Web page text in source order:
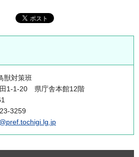
獣対策班
1-1-20 県庁舎本館12階
3259